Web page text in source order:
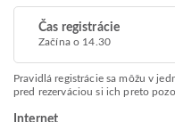
Čas registrácie
Začína o 14.30
Pravidlá registrácie sa môžu v
pred rezerváciou si ich preto
Internet